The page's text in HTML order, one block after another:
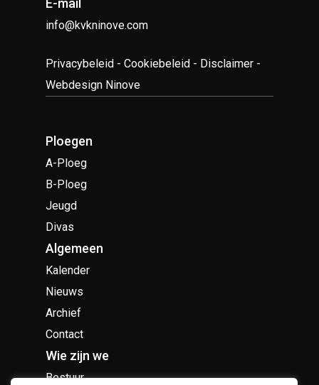
E-mail
info@kvkninove.com
Privacybeleid -Cookiebeleid - Disclaimer -
Webdesign Ninove
Ploegen
A-Ploeg
B-Ploeg
Jeugd
Divas
Algemeen
Kalender
Nieuws
Archief
Contact
Wie zijn we
Bestuur